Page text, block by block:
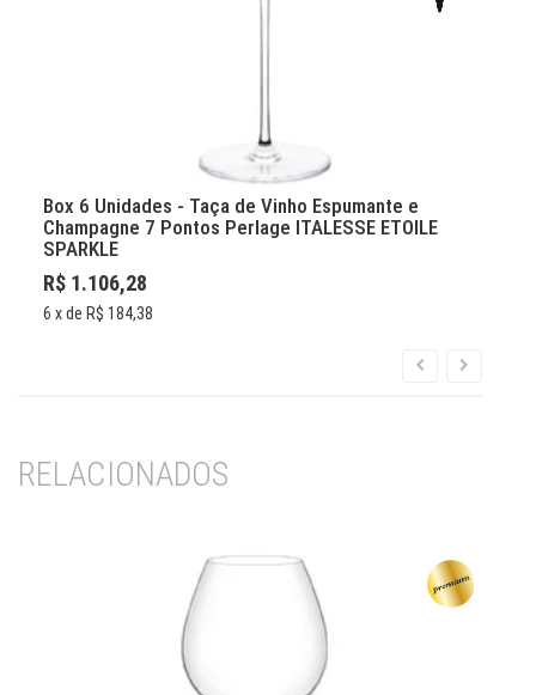
Box 6 Unidades - Taça de Vinho Espumante e
Champagne 7 Pontos Perlage ITALESSE ETOILE
SPARKLE
R$ 1.106,28
6 x de R$ 184,38
RELACIONADOS